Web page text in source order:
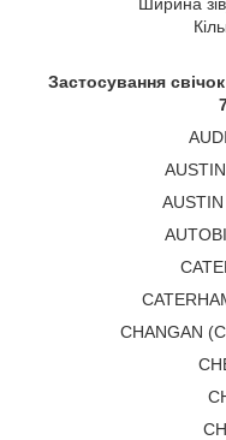
Застосування
CHANGAN